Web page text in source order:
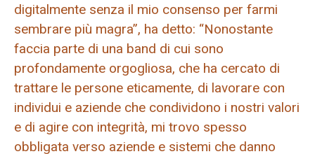
digitalmente senza il mio consenso per farmi
sembrare più magra”, ha detto: “Nonostante
faccia parte di una band di cui sono
profondamente orgogliosa, che ha cercato di
trattare le persone eticamente, di lavorare con
individui e aziende che condividono i nostri valori
e di agire con integrità, mi trovo spesso
obbligata verso aziende e sistemi che danno